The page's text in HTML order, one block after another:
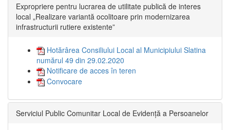
Expropriere pentru lucrarea de utilitate publică de interes
local „Realizare variantă ocolitoare prin modernizarea
infrastructurii rutiere existente”
Hotărârea Consiliului Local al Municipiului Slatina
numărul 49 din 29.02.2020
Notificare de acces în teren
Convocare
Serviciul Public Comunitar Local de Evidență a Persoanelor